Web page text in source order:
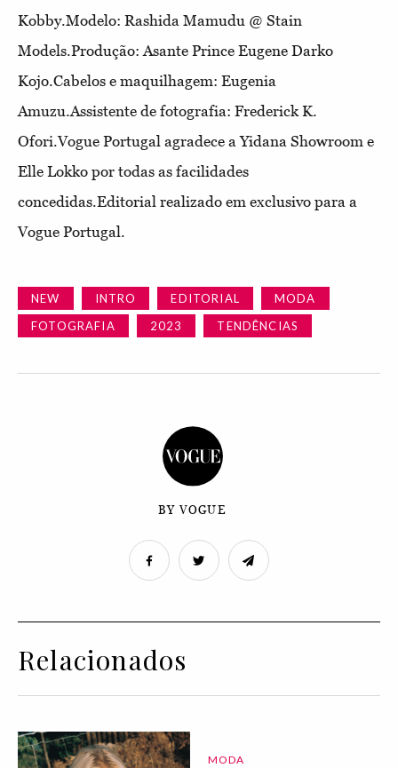
Kobby.Modelo: Rashida Mamudu @ Stain
Models.Produção: Asante Prince Eugene Darko
Kojo.Cabelos e maquilhagem: Eugenia
Amuzu.Assistente de fotografia: Frederick K.
Ofori.Vogue Portugal agradece a Yidana Showroom e
Elle Lokko por todas as facilidades
concedidas.Editorial realizado em exclusivo para a
Vogue Portugal.
NEW INTRO EDITORIAL
MODA
FOTOGRAFIA
2023 TENDÊNCIAS
BY VOGUE
Relacionados
MODA